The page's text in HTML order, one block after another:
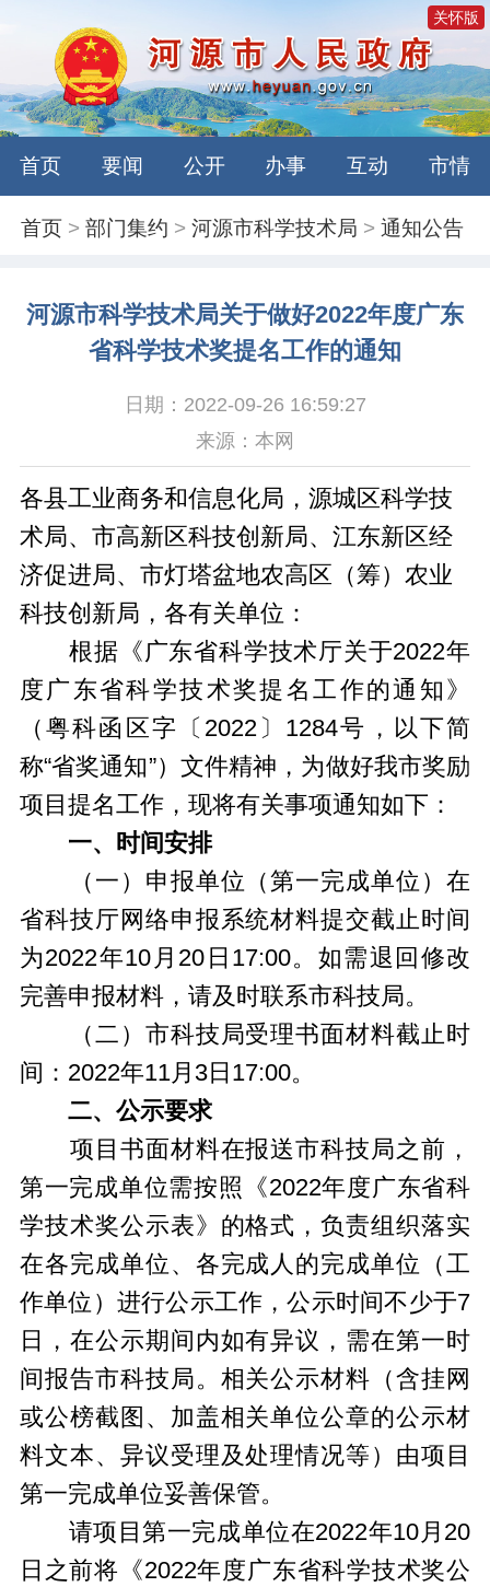
关怀版
首页 要闻 公开 办事 互动 市情
首页 >部门集约 >河源市科学技术局 >通知公告
河源市科学技术局关于做好2022年度广东
省科学技术奖提名工作的通知
日期：2022-09-26 16:59:27
来源：本网
各县工业商务和信息化局，源城区科学技
术局、市高新区科技创新局、江东新区经
济促进局、市灯塔盆地农高区（筹）农业
科技创新局，各有关单位：
根据《广东省科学技术厅关于2022年
度广东省科学技术奖提名工作的通知》
（粤科函区字〔2022〕1284号，以下简
称“省奖通知”）文件精神，为做好我市奖励
项目提名工作，现将有关事项通知如下：
一、时间安排
（一）申报单位（第一完成单位）在
省科技厅网络申报系统材料提交截止时间
为2022年10月20日17:00。如需退回修改
完善申报材料，请及时联系市科技局。
（二）市科技局受理书面材料截止时
间：2022年11月3日17:00。
二、公示要求
项目书面材料在报送市科技局之前，
第一完成单位需按照《2022年度广东省科
学技术奖公示表》的格式，负责组织落实
在各完成单位、各完成人的完成单位（工
作单位）进行公示工作，公示时间不少于7
日，在公示期间内如有异议，需在第一时
间报告市科技局。相关公示材料（含挂网
或公榜截图、加盖相关单位公章的公示材
料文本、异议受理及处理情况等）由项目
第一完成单位妥善保管。
请项目第一完成单位在2022年10月20
日之前将《2022年度广东省科学技术奖公